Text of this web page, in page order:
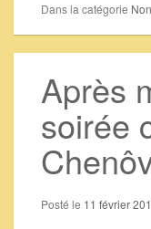
Dans la catégorie
Après
soirée
Posté le 11 février